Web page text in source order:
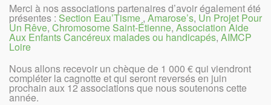
Merci à nos associations partenaires d’avoir également été
présentes : Section Eau’Tisme , Amarose’s, Un Projet Pour
Un Rêve, Chromosome Saint-Étienne, Association Aide
Aux Enfants Cancéreux malades ou handicapés, AIMCP
Loire
Nous allons recevoir un chèque de 1 000 € qui viendront
compléter la cagnotte et qui seront reversés en juin
prochain aux 12 associations que nous soutenons cette
année.